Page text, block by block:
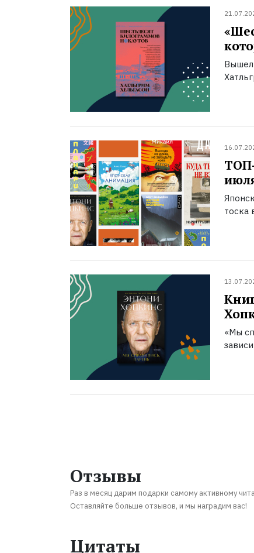
Вышел
тоска
«Мы
Отзывы
Раз в месяц дарим подарки самому активному
Оставляйте больше отзывов, и мы наградим вас!
Цитаты